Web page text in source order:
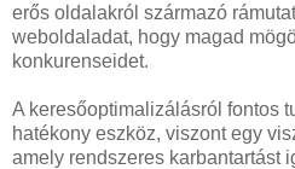
erős oldalakról származó
weboldaladat, hogy magad
konkurenseidet.
A keresőoptimalizálásról fontos
hatékony eszköz, viszont egy
amely rendszeres karbantartást